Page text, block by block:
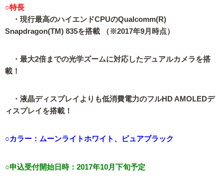
○特長
・現行最高のハイエンドCPUのQualcomm(R)
Snapdragon(TM) 835を搭載 （※2017年9月時点）
・最大2倍までの光学ズームに対応したデュアルカメラを搭
載！
・液晶ディスプレイよりも低消費電力のフルHD AMOLEDデ
ィスプレイを搭載！
○カラー：ムーンライトホワイト、ピュアブラック
○申込受付開始日時：2017年10月下旬予定